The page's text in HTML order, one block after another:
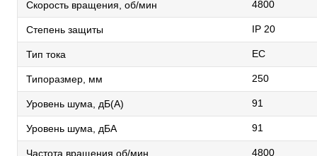
Скорость вращения, об/мин 4800
Степень защиты IP 20
Тип тока EC
Типоразмер, мм 250
Уровень шума, дБ(А) 91
Уровень шума, дБА 91
Частота вращения об/мин 4800